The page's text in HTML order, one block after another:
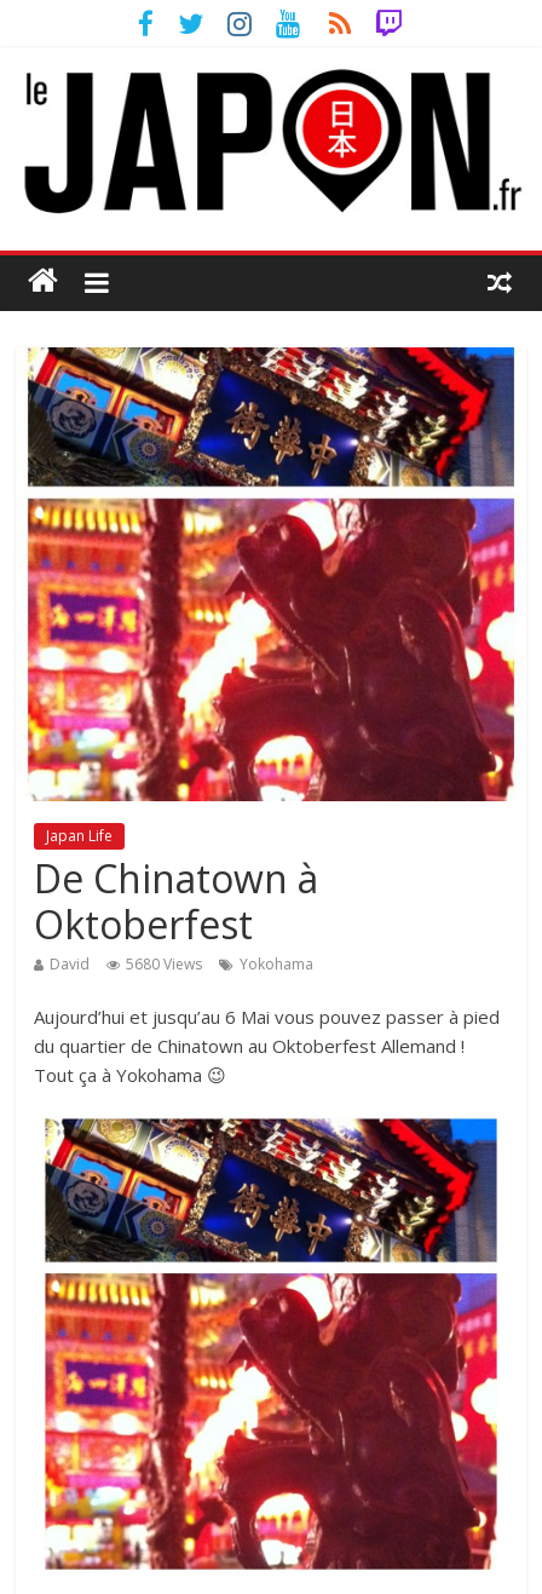
Japan Life
De Chinatown à
Oktoberfest
David 5680 Views Yokohama
Aujourd’hui et jusqu’au 6 Mai vous pouvez passer à pied
du quartier de Chinatown au Oktoberfest Allemand !
Tout ça à Yokohama 😉